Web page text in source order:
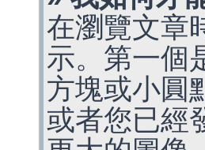
在瀏覽文章
示。第一個
方塊或小圓
或者您已經